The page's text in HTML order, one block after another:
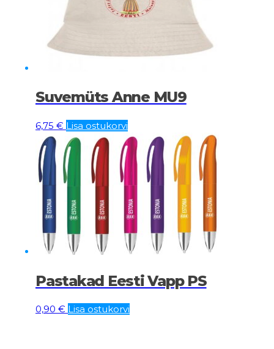
Suvemüts Anne MU9
6,75 € Lisa ostukorvi
Pastakad Eesti Vapp PS
0,90 € Lisa ostukorvi